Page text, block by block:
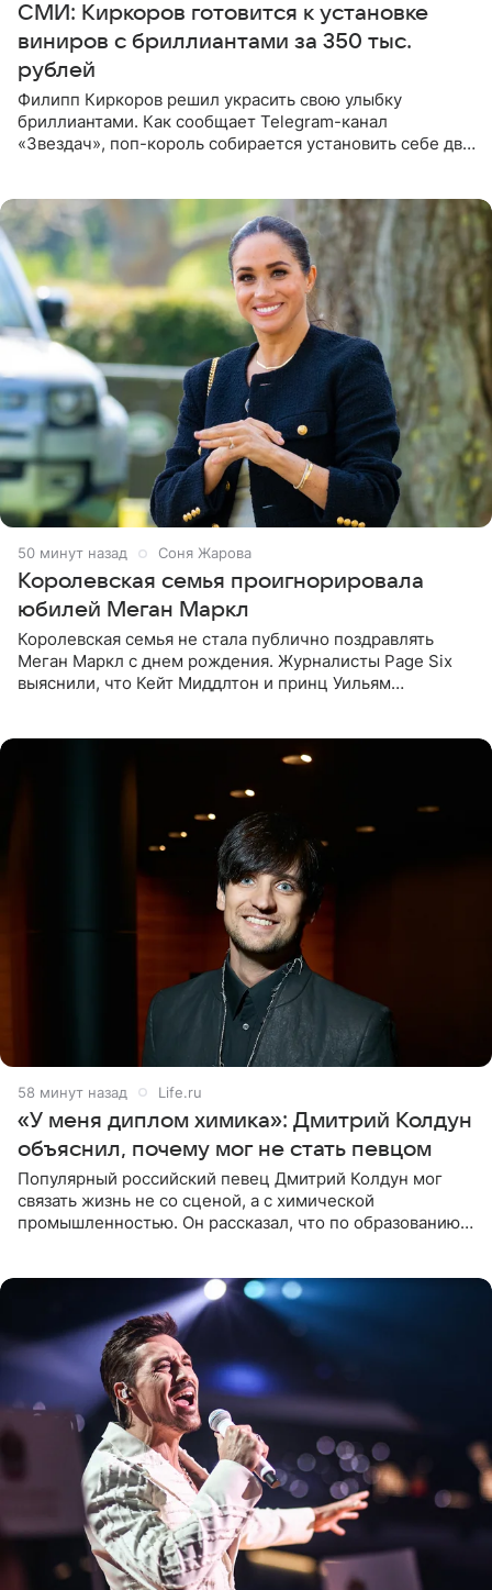
СМИ: Киркоров готовится к установке
виниров с бриллиантами за 350 тыс.
рублей
Филипп Киркоров решил украсить свою улыбку
бриллиантами. Как сообщает Telegram-канал
«Звездач», поп-король собирается установить себе два
50 минут назад Соня Жарова
Королевская семья проигнорировала
юбилей Меган Маркл
Королевская семья не стала публично поздравлять
Меган Маркл с днем рождения. Журналисты Page Six
выяснили, что Кейт Миддлтон и принц Уильям
58 минут назад Life.ru
«У меня диплом химика»: Дмитрий Колдун
объяснил, почему мог не стать певцом
Популярный российский певец Дмитрий Колдун мог
связать жизнь не со сценой, а с химической
промышленностью. Он рассказал, что по образованию